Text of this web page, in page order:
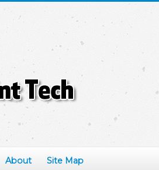
About Site Map